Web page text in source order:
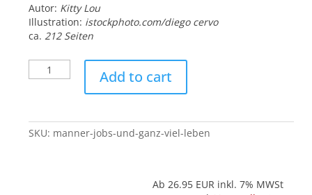
Autor: Kitty Lou
Illustration: istockphoto.com/diego cervo
ca.212 Seiten
Männer,
Jobs
viel
Leben!
Add to cart
SKU: manner-jobs-und-ganz-viel-leben
Ab 26.95 EUR inkl. 7% MWSt